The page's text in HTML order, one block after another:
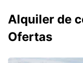
Alquiler de
Ofertas